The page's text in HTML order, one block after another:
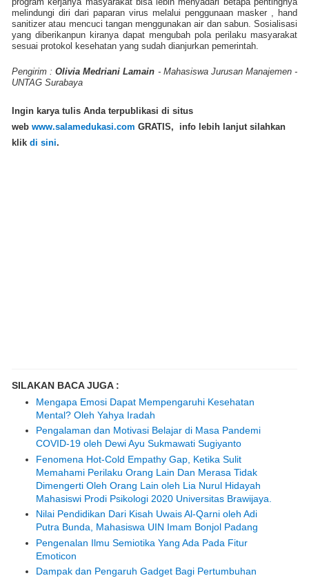
melindungi diri dari paparan virus melalui penggunaan masker , hand
sanitizer atau mencuci tangan menggunakan air dan sabun. Sosialisasi
yang diberikanpun kiranya dapat mengubah pola perilaku masyarakat
sesuai protokol kesehatan yang sudah dianjurkan pemerintah.
Pengirim :Olivia Medriani Lamain - Mahasiswa Jurusan Manajemen -
UNTAG Surabaya
Ingin karya tulis Anda terpublikasi di situs
web www.salamedukasi.com GRATIS, info lebih lanjut silahkan
klik di sini.
SILAKAN BACA JUGA :
Mengapa Emosi Dapat Mempengaruhi Kesehatan
Mental? Oleh Yahya Iradah
Pengalaman dan Motivasi Belajar di Masa Pandemi
COVID-19 oleh Dewi Ayu Sukmawati Sugiyanto
Fenomena Hot-Cold Empathy Gap, Ketika Sulit
Memahami Perilaku Orang Lain Dan Merasa Tidak
Dimengerti Oleh Orang Lain oleh Lia Nurul Hidayah
Mahasiswi Prodi Psikologi 2020 Universitas Brawijaya.
Nilai Pendidikan Dari Kisah Uwais Al-Qarni oleh Adi
Putra Bunda, Mahasiswa UIN Imam Bonjol Padang
Pengenalan Ilmu Semiotika Yang Ada Pada Fitur
Emoticon
Dampak dan Pengaruh Gadget Bagi Pertumbuhan